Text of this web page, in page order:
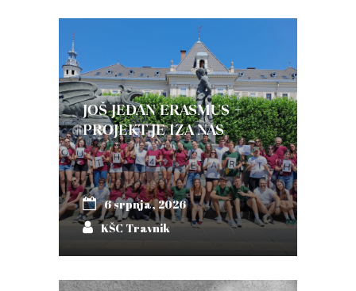
JOŠ JEDAN ERASMUS +
PROJEKT JE IZA NAS
6 srpnja, 2026
KŠC Travnik